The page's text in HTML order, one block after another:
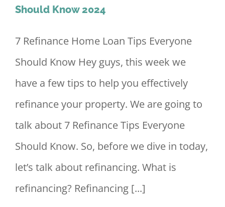
Should Know 2024
7 Refinance Home Loan Tips Everyone
Should Know Hey guys, this week we
have a few tips to help you effectively
refinance your property. We are going to
talk about 7 Refinance Tips Everyone
Should Know. So, before we dive in today,
let’s talk about refinancing. What is
refinancing? Refinancing [...]